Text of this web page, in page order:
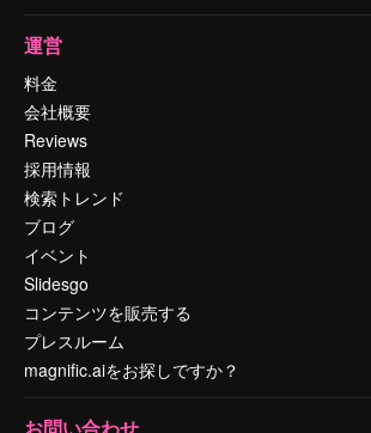
運営
料金
会社概要
Reviews
採用情報
検索トレンド
ブログ
イベント
Slidesgo
コンテンツを販売する
プレスルーム
magnific.aiをお探しですか？
お問い合わせ